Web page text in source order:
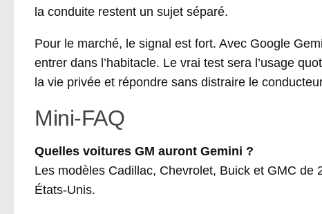
la conduite restent un sujet séparé.
Pour le marché, le signal est fort. Avec Google
entrer dans l’habitacle. Le vrai test sera l’usage
la vie privée et répondre sans distraire le
Mini-FAQ
Quelles voitures GM auront Gemini ?
Les modèles Cadillac, Chevrolet, Buick et GMC
États-Unis.